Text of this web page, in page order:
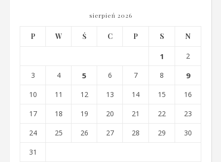
sierpień 2026
P W Ś C P S N
1 2
3 4 5 6 7 8 9
10 11 12 13 14 15 16
17 18 19 20 21 22 23
24 25 26 27 28 29 30
31